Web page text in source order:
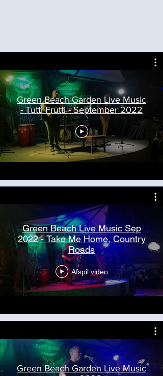
Green Beach Garden Live Music
- Tutti Frutti - September 2022
Green Beach Live Music Sep
2022 - Take Me Home, Country
Roads
Afspil video
Green Beach Garden Live Music